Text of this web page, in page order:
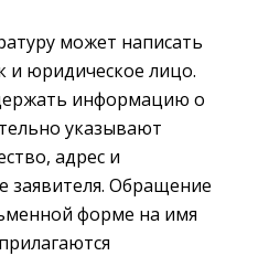
может написать
и юридическое лицо.
информацию о
указывают
адрес и
заявителя. Обращение
форме на имя